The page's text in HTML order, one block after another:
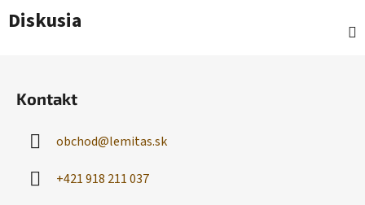
Diskusia
Kontakt
obchod@lemitas.sk
+421 918 211 037